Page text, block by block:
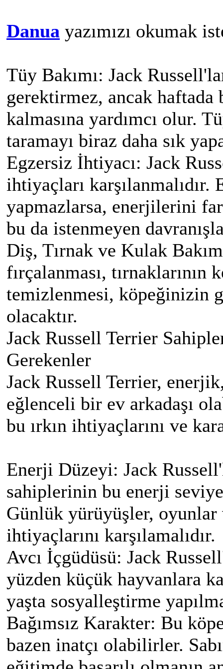
Danua yazımızı okumak
Tüy Bakımı: Jack
gerektirmez, ancak
kalmasına yardımcı olur.
taramayı biraz daha sık
Egzersiz İhtiyacı: Jack
ihtiyaçları karşılanmalıdır.
yapmazlarsa, enerjilerini
bu da istenmeyen
Diş, Tırnak ve Kulak
fırçalanması, tırnaklarının
temizlenmesi, köpeğinizin
olacaktır.
Jack Russell Terrier
Gerekenler
Jack Russell Terrier,
eğlenceli bir ev arkadaşı
bu ırkın ihtiyaçlarını ve
Enerji Düzeyi: Jack
sahiplerinin bu enerji
Günlük yürüyüşler, oyunlar
ihtiyaçlarını karşılamalıdır.
Avcı İçgüdüsü: Jack
yüzden küçük hayvanlara
yaşta sosyalleştirme
Bağımsız Karakter: Bu
bazen inatçı olabilirler.